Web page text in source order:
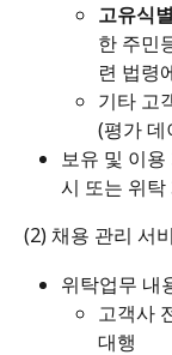
고유식
한 주민
련 법령
기타 고
(평가 데
보유 및 이
시 또는 위탁
(2) 채용 관리 서
위탁업무 내
고객사
대행